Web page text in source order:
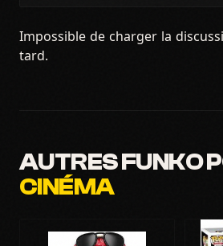
Impossible de charger la
tard.
AUTRES FUNKO
CINÉMA